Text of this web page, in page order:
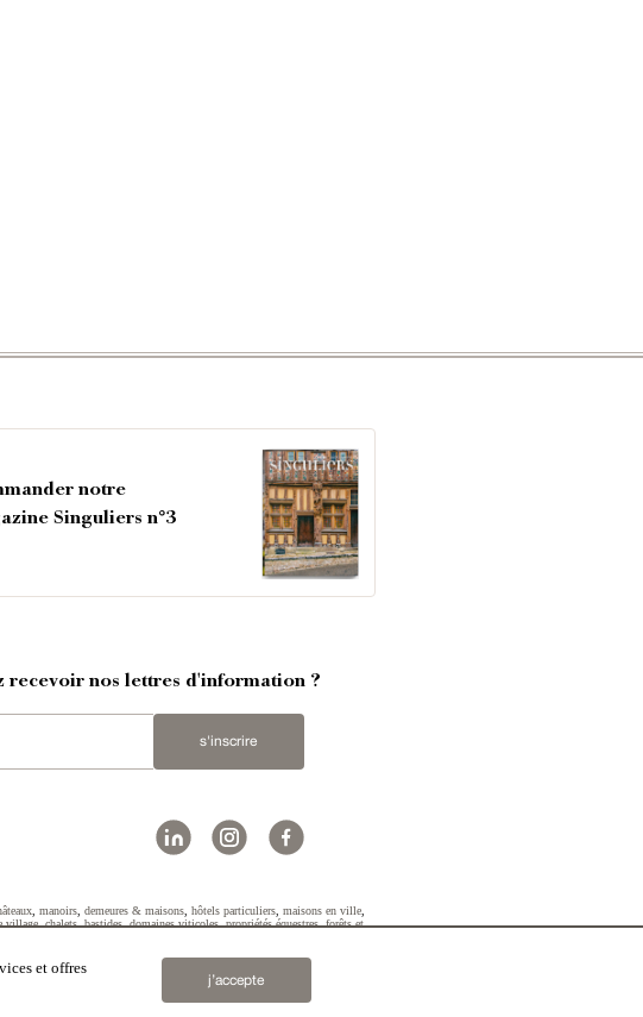
notre
Singuliers n°3
recevoir nos lettres d'information ?
s'inscrire
manoirs demeures & maisons hôtels particuliers maisons en ville
village,chalets,bastides,domaines viticoles,propriétés équestres,forêts et
et offres
j’accepte